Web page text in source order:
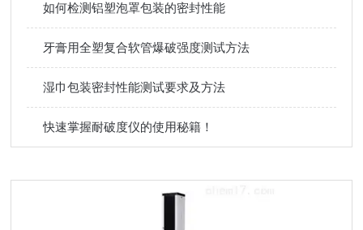
如何检测铝塑泡罩包装的密封性能
牙膏用全塑复合软管爆破强度测试方法
湿巾包装密封性能测试要求及方法
快速掌握耐破度仪的使用秘籍！